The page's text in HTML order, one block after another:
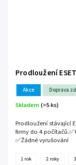
Prodloužení
Akce Doprava
Skladem(>5 ks)
Prodloužení stávající
firmy do 4
✅Žádné vyrušování
1 rok 2 roky